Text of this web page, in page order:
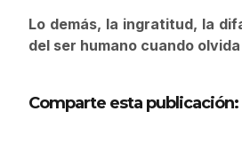
Lo demás, la ingratitud, la
del ser humano cuando
Comparte esta publicación: